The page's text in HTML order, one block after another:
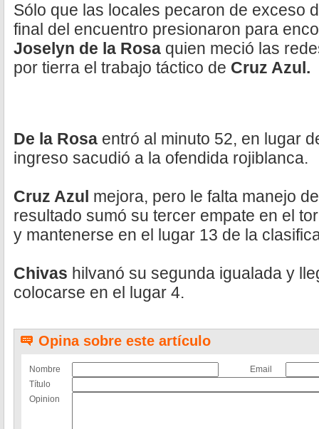
Sólo que las locales pecaron de exceso
final del encuentro presionaron para
Joselyn de la Rosa quien meció las
por tierra el trabajo táctico de Cruz Azul.
De la Rosa entró al minuto 52, en lugar
ingreso sacudió a la ofendida rojiblanca.
Cruz Azul mejora, pero le falta manejo
resultado sumó su tercer empate en el
y mantenerse en el lugar 13 de la
Chivas hilvanó su segunda igualada y
colocarse en el lugar 4.
Opina sobre este artículo
Nombre
Email
Título
Opinion